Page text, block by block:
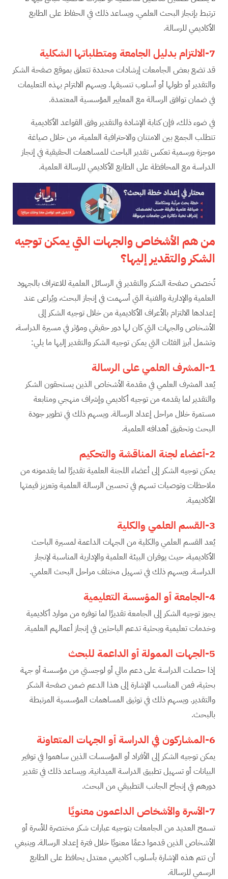
ترتبط بإنجاز البحث العلمي. ويساعد ذلك في الحفاظ على الطابع
الأكاديمي للرسالة.
7-الالتزام بدليل الجامعة ومتطلباتها الشكلية
قد تضع بعض الجامعات إرشادات محددة تتعلق بموقع صفحة الشكر
والتقدير أو طولها أو أسلوب تنسيقها. ويسهم الالتزام بهذه التعليمات
في ضمان توافق الرسالة مع المعايير المؤسسية المعتمدة.
في ضوء ذلك، فإن كتابة الإشادة والتقدير وفق القواعد الأكاديمية
تتطلب الجمع بين الامتنان والاحترافية العلمية، من خلال صياغة
موجزة ورسمية تعكس تقدير الباحث للمساهمات الحقيقية في إنجاز
الدراسة مع المحافظة على الطابع الأكاديمي للرسالة العلمية.
من هم الأشخاص والجهات التي يمكن توجيه
الشكر والتقدير إليها؟
تُخصص صفحة الشكر والتقدير في الرسائل العلمية للاعتراف بالجهود
العلمية والإدارية والفنية التي أسهمت في إنجاز البحث، ويُراعى عند
إعدادها الالتزام بالأعراف الأكاديمية من خلال توجيه الشكر إلى
الأشخاص والجهات التي كان لها دور حقيقي ومؤثر في مسيرة الدراسة،
وتشمل أبرز الفئات التي يمكن توجيه الشكر والتقدير إليها ما يلي:
1-المشرف العلمي على الرسالة
يُعد المشرف العلمي في مقدمة الأشخاص الذين يستحقون الشكر
والتقدير لما يقدمه من توجيه أكاديمي وإشراف منهجي ومتابعة
مستمرة خلال مراحل إعداد الرسالة. ويسهم ذلك في تطوير جودة
البحث وتحقيق أهدافه العلمية.
2-أعضاء لجنة المناقشة والتحكيم
يمكن توجيه الشكر إلى أعضاء اللجنة العلمية تقديرًا لما يقدمونه من
ملاحظات وتوصيات تسهم في تحسين الرسالة العلمية وتعزيز قيمتها
الأكاديمية.
3-القسم العلمي والكلية
يُعد القسم العلمي والكلية من الجهات الداعمة لمسيرة الباحث
الأكاديمية، حيث يوفران البيئة العلمية والإدارية المناسبة لإنجاز
الدراسة. ويسهم ذلك في تسهيل مختلف مراحل البحث العلمي.
4-الجامعة أو المؤسسة التعليمية
يجوز توجيه الشكر إلى الجامعة تقديرًا لما توفره من موارد أكاديمية
وخدمات تعليمية وبحثية تدعم الباحثين في إنجاز أعمالهم العلمية.
5-الجهات الممولة أو الداعمة للبحث
إذا حصلت الدراسة على دعم مالي أو لوجستي من مؤسسة أو جهة
بحثية، فمن المناسب الإشارة إلى هذا الدعم ضمن صفحة الشكر
والتقدير. ويسهم ذلك في توثيق المساهمات المؤسسية المرتبطة
بالبحث.
6-المشاركون في الدراسة أو الجهات المتعاونة
يمكن توجيه الشكر إلى الأفراد أو المؤسسات الذين ساهموا في توفير
البيانات أو تسهيل تطبيق الدراسة الميدانية. ويساعد ذلك في تقدير
دورهم في إنجاح الجانب التطبيقي من البحث.
7-الأسرة والأشخاص الداعمون معنويًا
تسمح العديد من الجامعات بتوجيه عبارات شكر مختصرة للأسرة أو
الأشخاص الذين قدموا دعمًا معنويًا خلال فترة إعداد الرسالة. وينبغي
أن تتم هذه الإشارة بأسلوب أكاديمي معتدل يحافظ على الطابع
الرسمي للرسالة.